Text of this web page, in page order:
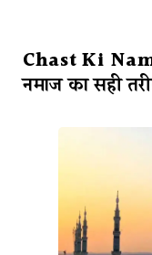
Chast Ki
नमाज का सही